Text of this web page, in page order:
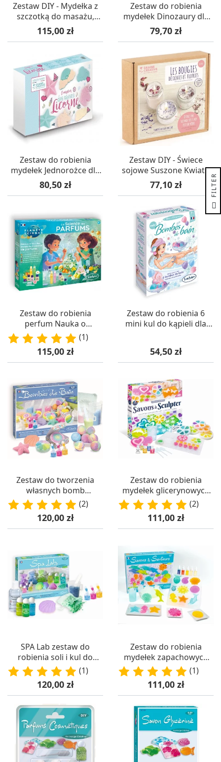
Zestaw DIY - Mydełka z
szczotką do masażu,
Graine Creative
Cena
115,00 zł
Zestaw do robienia
mydełek Dinozaury dla
dzieci +3, Graine Creative
Cena
79,70 zł
Zestaw do robienia
mydełek Jednorożce dla
dzieci +3, Graine Creative
Cena
80,50 zł
Zestaw DIY - Świece
sojowe Suszone Kwiaty,
Graine Creative
Cena
77,10 zł
Zestaw do robienia
perfum Nauka o
Perfumach +8,
SentoSphere
(1)
Cena
115,00 zł
Zestaw do robienia 6
mini kul do kąpieli dla
Cena
54,50 zł
Zestaw do tworzenia
własnych bomb
kąpielowych DIY (od
8 lat), Sentosphere
(2)
Cena
120,00 zł
Zestaw do robienia
mydełek glicerynowych
3D SentoSphere
(2)
Cena
111,00 zł
SPA Lab zestaw do
robienia soli i kul do
kąpieli +8, SentoSphere
(1)
Cena
120,00 zł
Zestaw do robienia
mydełek zapachowych
dla 7-latki, SentoSphere
(1)
Cena
111,00 zł
R